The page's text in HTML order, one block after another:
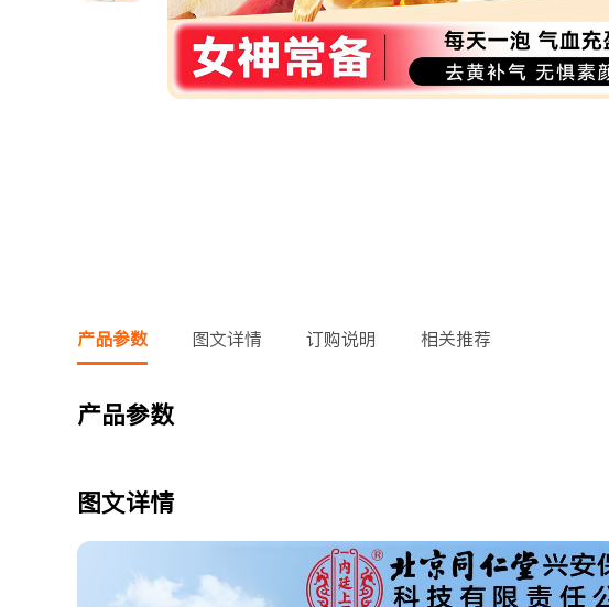
产品参数 图文详情 订购说明 相关推荐
产品参数
图文详情